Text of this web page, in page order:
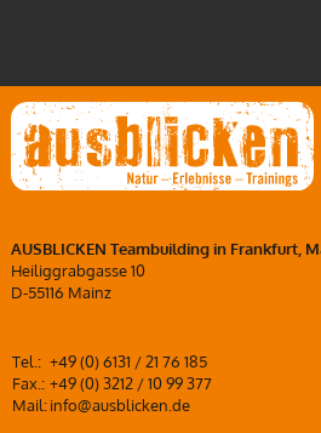
AUSBLICKEN Teambuilding in Frankfurt,
Heiliggrabgasse 10
D-55116 Mainz
Tel.: +49 (0) 6131 / 21 76 185
Fax.: +49 (0) 3212 / 10 99 377
Mail:info@ausblicken.de